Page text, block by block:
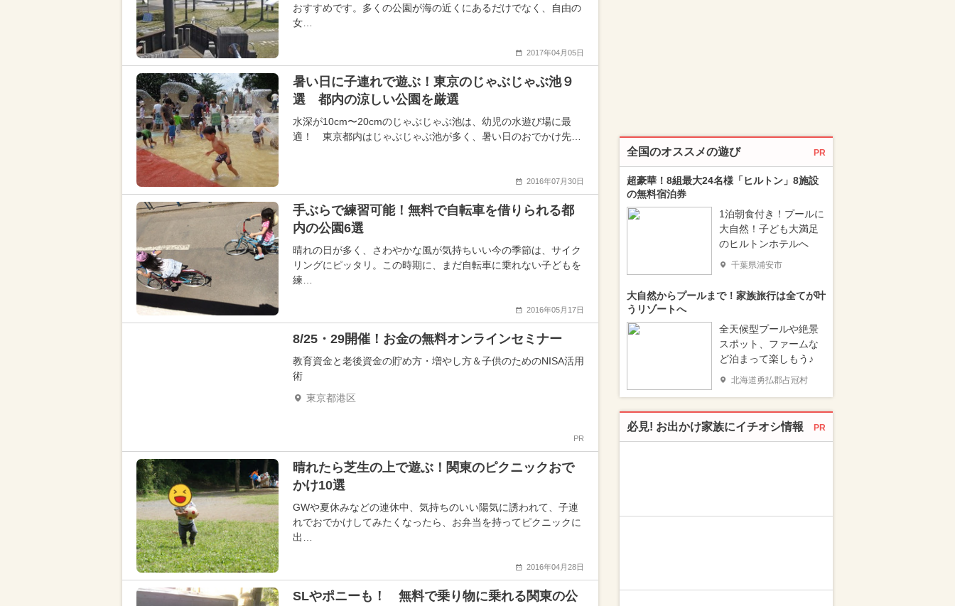
おすすめです。多くの公園が海の近くにあるだけでなく、自由の
女…
2017年04月05日
暑い日に子連れで遊ぶ！東京のじゃぶじゃぶ池９
選 都内の涼しい公園を厳選
水深が10cm〜20cmのじゃぶじゃぶ池は、幼児の水遊び場に最
適！ 東京都内はじゃぶじゃぶ池が多く、暑い日のおでかけ先…
2016年07月30日
手ぶらで練習可能！無料で自転車を借りられる都
内の公園6選
晴れの日が多く、さわやかな風が気持ちいい今の季節は、サイク
リングにピッタリ。この時期に、まだ自転車に乗れない子どもを
練…
2016年05月17日
8/25・29開催！お金の無料オンラインセミナー
教育資金と老後資金の貯め方・増やし方＆子供のためのNISA活用
術
東京都港区
PR
晴れたら芝生の上で遊ぶ！関東のピクニックおで
かけ10選
GWや夏休みなどの連休中、気持ちのいい陽気に誘われて、子連
れでおでかけしてみたくなったら、お弁当を持ってピクニックに
出…
2016年04月28日
SLやポニーも！ 無料で乗り物に乗れる関東の公
全国のオススメの遊び PR
超豪華！8組最大24名様「ヒルトン」8施設
の無料宿泊券
1泊朝食付き！プールに
大自然！子ども大満足
のヒルトンホテルへ
千葉県浦安市
大自然からプールまで！家族旅行は全てが叶
うリゾートへ
全天候型プールや絶景
スポット、ファームな
ど泊まって楽しもう♪
北海道勇払郡占冠村
必見! お出かけ家族にイチオシ情報 PR